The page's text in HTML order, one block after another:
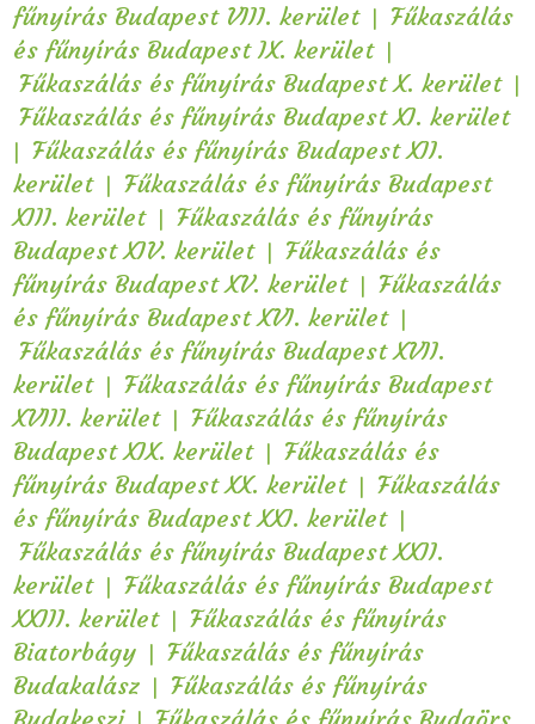
fűnyírás Budapest VIII. kerület | Fűkaszálás
és fűnyírás Budapest IX. kerület |
Fűkaszálás és fűnyírás Budapest X. kerület |
Fűkaszálás és fűnyírás Budapest XI. kerület
| Fűkaszálás és fűnyírás Budapest XII.
kerület | Fűkaszálás és fűnyírás Budapest
XIII. kerület | Fűkaszálás és fűnyírás
Budapest XIV. kerület | Fűkaszálás és
fűnyírás Budapest XV. kerület | Fűkaszálás
és fűnyírás Budapest XVI. kerület |
Fűkaszálás és fűnyírás Budapest XVII.
kerület | Fűkaszálás és fűnyírás Budapest
XVIII. kerület | Fűkaszálás és fűnyírás
Budapest XIX. kerület | Fűkaszálás és
fűnyírás Budapest XX. kerület | Fűkaszálás
és fűnyírás Budapest XXI. kerület |
Fűkaszálás és fűnyírás Budapest XXII.
kerület | Fűkaszálás és fűnyírás Budapest
XXIII. kerület | Fűkaszálás és fűnyírás
Biatorbágy | Fűkaszálás és fűnyírás
Budakalász | Fűkaszálás és fűnyírás